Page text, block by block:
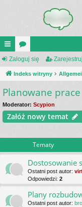
UI
C
K
_L
IN
or
a
Zaloguj się
Indeks witryny
Planowane prace
Moderator: Scypion
Załóż nowy temat
Tematy
Dostosowanie
Ostatni post autor:
Odpowiedzi: 2
Plany
Ostatni post autor: